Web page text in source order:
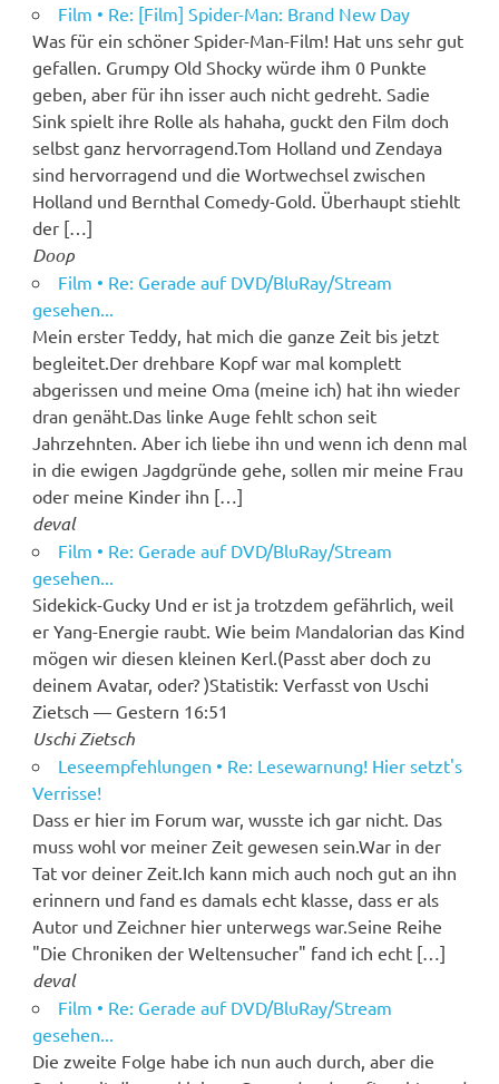
Film • Re: [Film] Spider-Man: Brand New Day
Was für ein schöner Spider-Man-Film! Hat uns sehr gut
gefallen. Grumpy Old Shocky würde ihm 0 Punkte
geben, aber für ihn isser auch nicht gedreht. Sadie
Sink spielt ihre Rolle als hahaha, guckt den Film doch
selbst ganz hervorragend.Tom Holland und Zendaya
sind hervorragend und die Wortwechsel zwischen
Holland und Bernthal Comedy-Gold. Überhaupt stiehlt
der […]
Doop
Film • Re: Gerade auf DVD/BluRay/Stream
gesehen...
Mein erster Teddy, hat mich die ganze Zeit bis jetzt
begleitet.Der drehbare Kopf war mal komplett
abgerissen und meine Oma (meine ich) hat ihn wieder
dran genäht.Das linke Auge fehlt schon seit
Jahrzehnten. Aber ich liebe ihn und wenn ich denn mal
in die ewigen Jagdgründe gehe, sollen mir meine Frau
oder meine Kinder ihn […]
deval
Film • Re: Gerade auf DVD/BluRay/Stream
gesehen...
Sidekick-Gucky Und er ist ja trotzdem gefährlich, weil
er Yang-Energie raubt. Wie beim Mandalorian das Kind
mögen wir diesen kleinen Kerl.(Passt aber doch zu
deinem Avatar, oder? )Statistik: Verfasst von Uschi
Zietsch — Gestern 16:51
Uschi Zietsch
Leseempfehlungen • Re: Lesewarnung! Hier setzt's
Verrisse!
Dass er hier im Forum war, wusste ich gar nicht. Das
muss wohl vor meiner Zeit gewesen sein.War in der
Tat vor deiner Zeit.Ich kann mich auch noch gut an ihn
erinnern und fand es damals echt klasse, dass er als
Autor und Zeichner hier unterwegs war.Seine Reihe
"Die Chroniken der Weltensucher" fand ich echt […]
deval
Film • Re: Gerade auf DVD/BluRay/Stream
gesehen...
Die zweite Folge habe ich nun auch durch, aber die